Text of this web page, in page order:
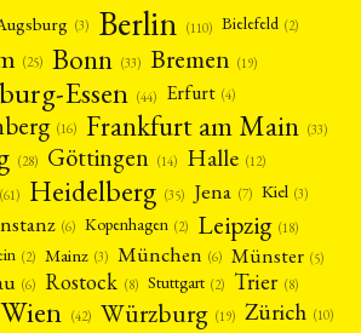
(3) Berlin (110) Bielefeld (2)
(25) Bonn (33) Bremen (19)
Essen (44) Erfurt (4)
(16) Frankfurt am Main (33)
(28) Göttingen (14) Halle (12)
(61) Heidelberg (35) Jena (7) Kiel (3)
(6) Kopenhagen (2) Leipzig (18)
(2) Mainz (3) München (6) Münster (5)
(6) Rostock (8) Stuttgart (2) Trier (8)
Wien (42) Würzburg (19) Zürich (10)